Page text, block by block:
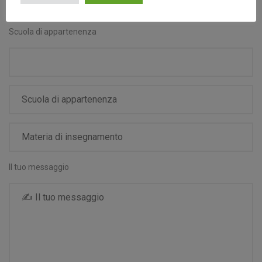
Scuola di appartenenza
Il tuo messaggio